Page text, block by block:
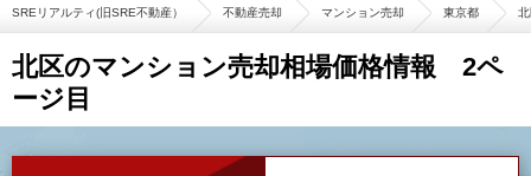
SREリアルティ(旧SRE不動産） 不動産売却 マンション売却 東京都
北区のマンション売却相場価格情報 2ペ
ージ目